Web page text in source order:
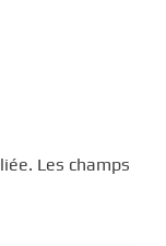
Les champs